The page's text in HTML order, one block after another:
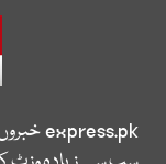
express.pk